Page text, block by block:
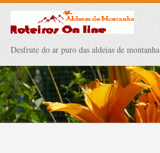
Desfrute do ar puro das aldeias de montanha